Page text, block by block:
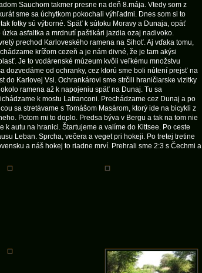
Sauchom takmer presne na deň 8.mája. Vtedy som z
sme sa úchytkom pokochali výhľadmi. Dnes som si to
fotky sú výborné. Späť k sútoku Moravy a Dunaja, opäť
asfaltka a mrdnutí paštikári jazdia ozaj nadivoko.
prechod Karloveského ramena na Sihoť. Aj vďaka tomu,
krížom cezeň a je nám divné, že je tam akýsi
Je to vodárenské múzeum kvôli veľkému množstvu
dozvedáme od ochranky, cez ktorú sme boli nútení prejsť na
do Karlovej Vsi. Ochrankárovi sme strčili hraničiarske vizitky
ramena až k napojeniu späť na Dunaj. Tu sa
k mostu Lafranconi. Prechádzame cez Dunaj a po
sa stretávame s Tomášom Masárom, ktorý ide na bicykli z
Potom mi to doplo. Predsa býva v Bergu a tak na tom nie
autu na hranici. Štartujeme a valíme do Kittsee. Po ceste
Leban. Sprcha, večera a veget pri hokeji. Po tretej tretine
a náš hokej to riadne mrví. Prehrali sme 2:3 s Čechmi a